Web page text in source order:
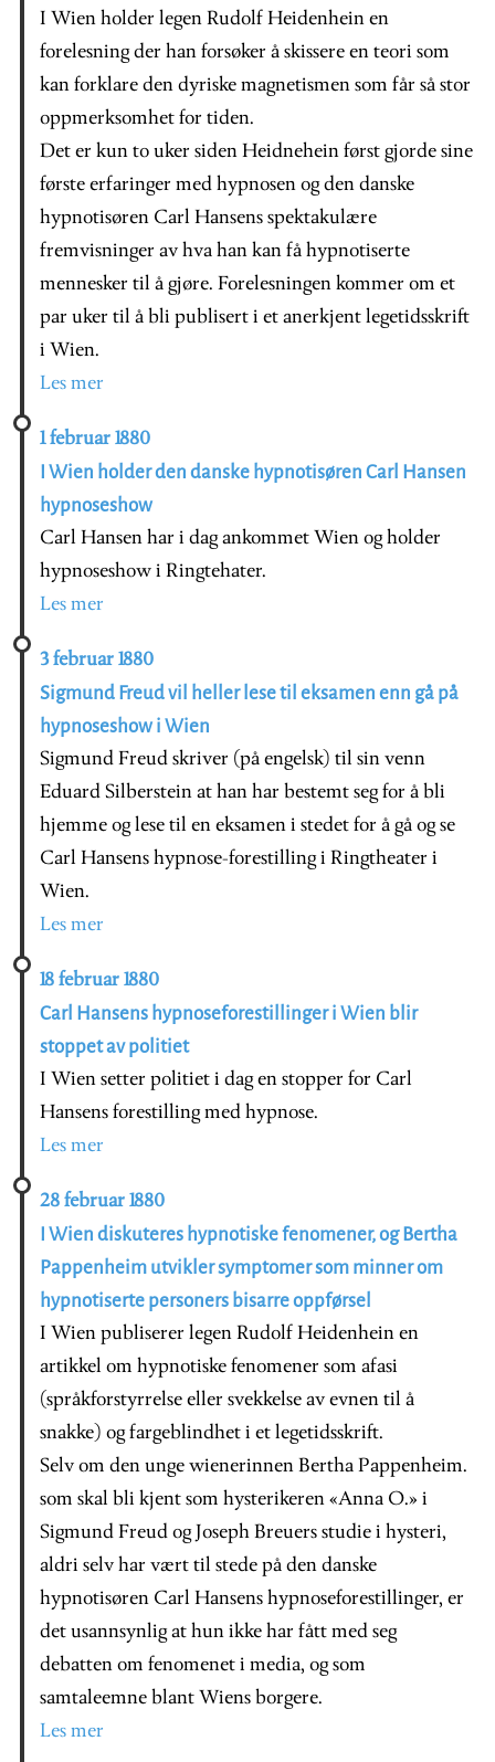
I Wien holder legen Rudolf Heidenhein en
forelesning der han forsøker å skissere en teori som
kan forklare den dyriske magnetismen som får så stor
oppmerksomhet for tiden.
Det er kun to uker siden Heidnehein først gjorde sine
første erfaringer med hypnosen og den danske
hypnotisøren Carl Hansens spektakulære
fremvisninger av hva han kan få hypnotiserte
mennesker til å gjøre. Forelesningen kommer om et
par uker til å bli publisert i et anerkjent legetidsskrift
i Wien.
Les mer
1 februar 1880
I Wien holder den danske hypnotisøren Carl Hansen
hypnoseshow
Carl Hansen har i dag ankommet Wien og holder
hypnoseshow i Ringtehater.
Les mer
3 februar 1880
Sigmund Freud vil heller lese til eksamen enn gå på
hypnoseshow i Wien
Sigmund Freud skriver (på engelsk) til sin venn
Eduard Silberstein at han har bestemt seg for å bli
hjemme og lese til en eksamen i stedet for å gå og se
Carl Hansens hypnose-forestilling i Ringtheater i
Wien.
Les mer
18 februar 1880
Carl Hansens hypnoseforestillinger i Wien blir
stoppet av politiet
I Wien setter politiet i dag en stopper for Carl
Hansens forestilling med hypnose.
Les mer
28 februar 1880
I Wien diskuteres hypnotiske fenomener, og Bertha
Pappenheim utvikler symptomer som minner om
hypnotiserte personers bisarre oppførsel
I Wien publiserer legen Rudolf Heidenhein en
artikkel om hypnotiske fenomener som afasi
(språkforstyrrelse eller svekkelse av evnen til å
snakke) og fargeblindhet i et legetidsskrift.
Selv om den unge wienerinnen Bertha Pappenheim.
som skal bli kjent som hysterikeren «Anna O.» i
Sigmund Freud og Joseph Breuers studie i hysteri,
aldri selv har vært til stede på den danske
hypnotisøren Carl Hansens hypnoseforestillinger, er
det usannsynlig at hun ikke har fått med seg
debatten om fenomenet i media, og som
samtaleemne blant Wiens borgere.
Les mer